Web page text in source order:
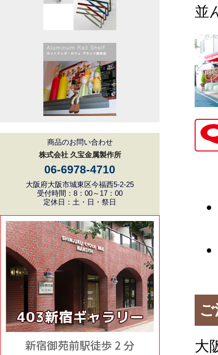
商品のお問い合わせ
株式会社 久宝金属製作所
06-6978-4710
大阪府大阪市城東区今福西5-2-25
受付時間：8：00～17：00
定休日：土・日・祭日
並
大